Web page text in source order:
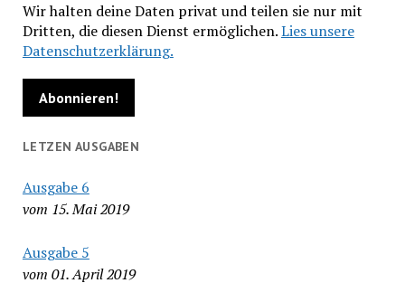
Wir halten deine Daten privat und teilen sie nur mit
Dritten, die diesen Dienst ermöglichen.Lies unsere
Datenschutzerklärung.
LETZEN AUSGABEN
Ausgabe 6
vom 15. Mai 2019
Ausgabe 5
vom 01. April 2019